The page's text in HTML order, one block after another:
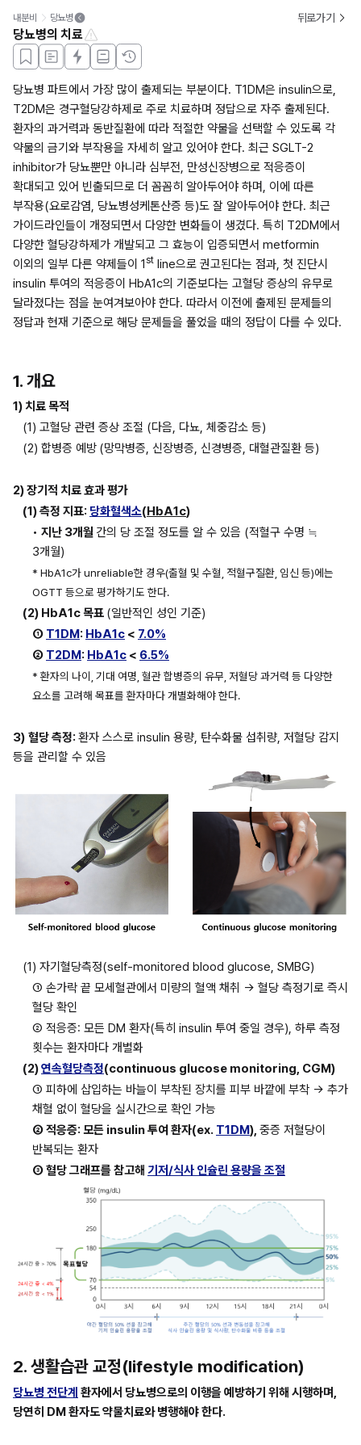
내분비 당뇨병 뒤로가기
당뇨병의 치료
당뇨병 파트에서 가장 많이 출제되는 부분이다. T1DM은 insulin으로,
T2DM은 경구혈당강하제로 주로 치료하며 정답으로 자주 출제된다.
환자의 과거력과 동반질환에 따라 적절한 약물을 선택할 수 있도록 각
약물의 금기와 부작용을 자세히 알고 있어야 한다. 최근 SGLT-2
inhibitor가 당뇨뿐만 아니라 심부전, 만성신장병으로 적응증이
확대되고 있어 빈출되므로 더 꼼꼼히 알아두어야 하며, 이에 따른
부작용(요로감염, 당뇨병성케톤산증 등)도 잘 알아두어야 한다. 최근
가이드라인들이 개정되면서 다양한 변화들이 생겼다. 특히 T2DM에서
다양한 혈당강하제가 개발되고 그 효능이 입증되면서 metformin
이외의 일부 다른 약제들이 1st line으로 권고된다는 점과, 첫 진단시
insulin 투여의 적응증이 HbA1c의 기준보다는 고혈당 증상의 유무로
달라졌다는 점을 눈여겨보아야 한다. 따라서 이전에 출제된 문제들의
정답과 현재 기준으로 해당 문제들을 풀었을 때의 정답이 다를 수 있다.
1. 개요
1) 치료 목적
(1) 고혈당 관련 증상 조절 (다음, 다뇨, 체중감소 등)
(2) 합병증 예방 (망막병증, 신장병증, 신경병증, 대혈관질환 등)
2) 장기적 치료 효과 평가
(1) 측정 지표: 당화혈색소(HbA1c)
• 지난 3개월 간의 당 조절 정도를 알 수 있음 (적혈구 수명 ≒
3개월)
* HbA1c가 unreliable한 경우(출혈 및 수혈, 적혈구질환, 임신 등)에는
OGTT 등으로 평가하기도 한다.
(2) HbA1c 목표 (일반적인 성인 기준)
① T1DM: HbA1c < 7.0%
② T2DM: HbA1c < 6.5%
* 환자의 나이, 기대 여명, 혈관 합병증의 유무, 저혈당 과거력 등 다양한
요소를 고려해 목표를 환자마다 개별화해야 한다.
3) 혈당 측정: 환자 스스로 insulin 용량, 탄수화물 섭취량, 저혈당 감지
등을 관리할 수 있음
(1) 자기혈당측정(self-monitored blood glucose, SMBG)
① 손가락 끝 모세혈관에서 미량의 혈액 채취 → 혈당 측정기로 즉시
혈당 확인
② 적응증: 모든 DM 환자(특히 insulin 투여 중일 경우), 하루 측정
횟수는 환자마다 개별화
(2) 연속혈당측정(continuous glucose monitoring, CGM)
① 피하에 삽입하는 바늘이 부착된 장치를 피부 바깥에 부착 → 추가
채혈 없이 혈당을 실시간으로 확인 가능
② 적응증: 모든 insulin 투여 환자(ex. T1DM), 중증 저혈당이
반복되는 환자
③ 혈당 그래프를 참고해 기저/식사 인슐린 용량을 조절
2. 생활습관 교정(lifestyle modification)
당뇨병 전단계 환자에서 당뇨병으로의 이행을 예방하기 위해 시행하며,
당연히 DM 환자도 약물치료와 병행해야 한다.